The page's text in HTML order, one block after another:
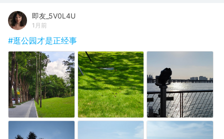
即友_5V0L4U
1月前
#逛公园才是正经事